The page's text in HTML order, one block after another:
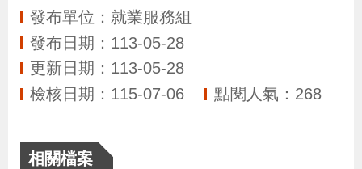
本
署
訊
布
發布單位：就業服務組
發布日期：113-05-28
更新日期：113-05-28
檢核日期：115-07-06
點閱人氣：268
相關檔案